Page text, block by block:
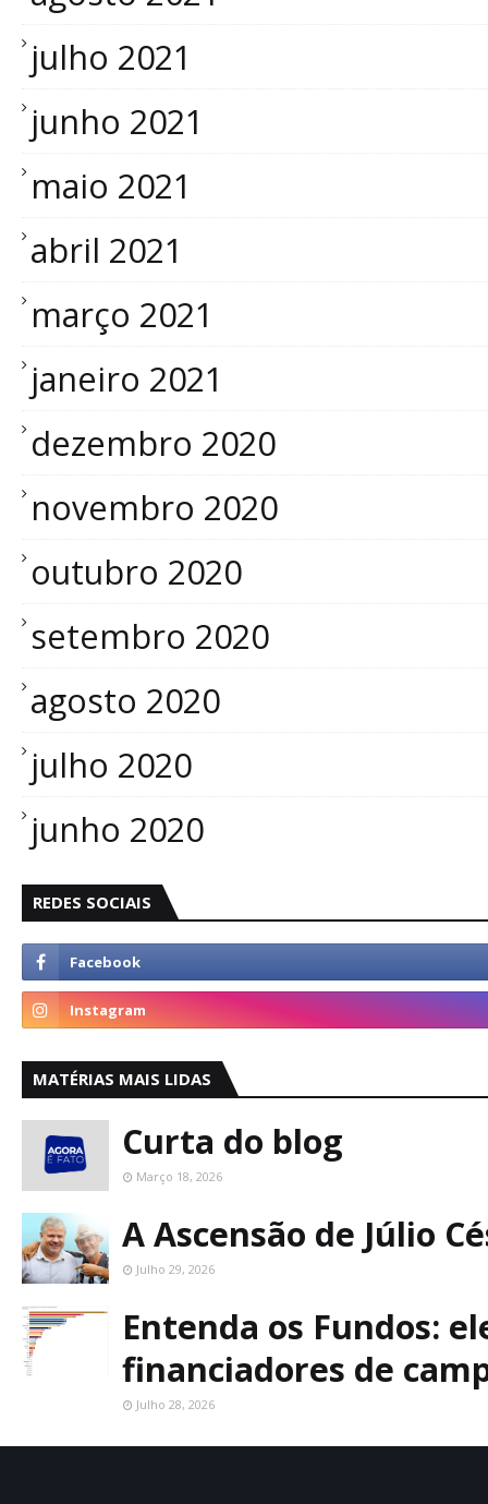
julho 2021
junho 2021
maio 2021
abril 2021
março 2021
janeiro 2021
dezembro 2020
novembro 2020
outubro 2020
setembro 2020
agosto 2020
julho 2020
junho 2020
REDES SOCIAIS
MATÉRIAS MAIS LIDAS
Curta do blog
Março 18, 2026
A Ascensão de Júlio
Julho 29, 2026
Entenda os Fundos:
financiadores de
Julho 28, 2026